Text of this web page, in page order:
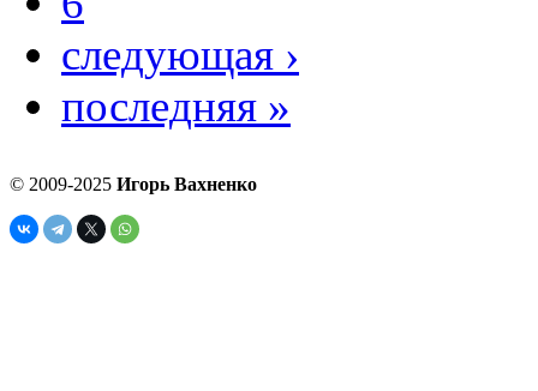
следующая ›
последняя »
© 2009-2025 Игорь Вахненко